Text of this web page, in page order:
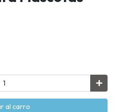
al carro